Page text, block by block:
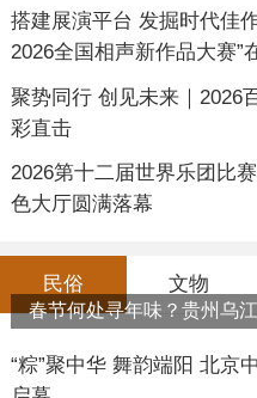
搭建展演平台 发掘时代佳
2026全国相声新作品大赛”
聚势同行 创见未来｜2026
彩直击
2026第十二届世界乐团比
色大厅圆满落幕
民俗 文物
春节何处寻年味？贵州乌
“粽”聚中华 舞韵端阳 北京